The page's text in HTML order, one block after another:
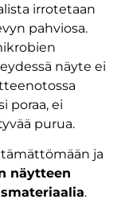
irrotetaan
pahviosa.
näyte ei
poraa, ei
purua.
ja
näytteen
.